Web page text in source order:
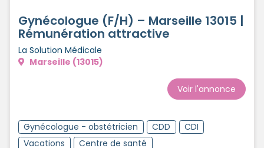
Gynécologue (F/H) – Marseille 13015 |
Rémunération attractive
La Solution Médicale
Marseille (13015)
Voir l'annonce
Gynécologue - obstétricien CDD
CDI
Vacations
Centre de santé